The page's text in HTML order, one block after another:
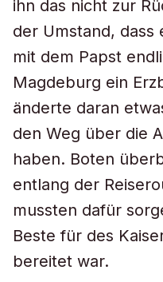
ihn das nicht zur
der Umstand, dass
mit dem Papst
Magdeburg ein
änderte daran
den Weg über die
haben. Boten
entlang der
mussten dafür
Beste für des
bereitet war.